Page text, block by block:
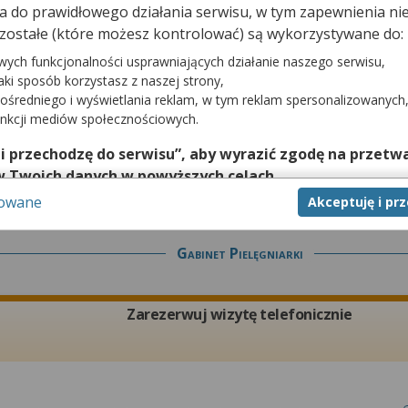
Zarezerwuj wizytę telefonicznie
poradni wymaga telefonicznego kontaktu z przychodnią pod numerem:
Gabinet Pielęgniarki
Zarezerwuj wizytę telefonicznie
do prawidłowego działania serwisu, w tym zapewnienia
(które możesz kontrolować) są wykorzystywane do:
funkcjonalności usprawniających działanie naszego serwisu,
sposób korzystasz z naszej strony,
i wyświetlania reklam, w tym reklam spersonalizowanych,
mediów społecznościowych.
przechodzę do serwisu”, aby wyrazić zgodę na
danych w powyższych celach.
zgody jest dobrowolne, a wyrażoną zgodę możesz w
na przetwarzanie Twoich danych tylko w niektórych
lub chcesz przeprowadzić konfigurację szczegółową, to
temat wykorzystywania narzędzi zewnętrznych w naszym
Akceptuję i